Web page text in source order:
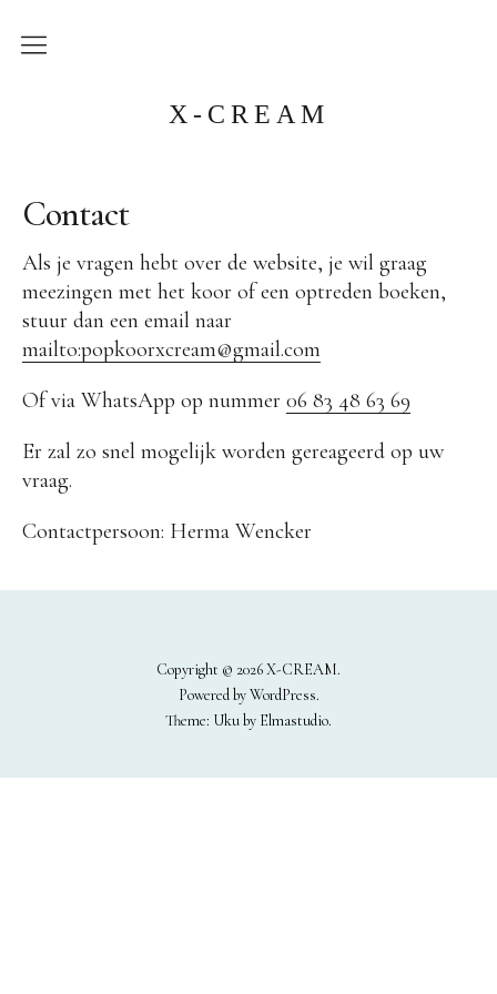
X-CREAM
Home
Historie
Dirigent
Repertoire
Foto’s
Facebook
Contact
Contact
Als je vragen hebt over de website, je wil graag
meezingen met het koor of een optreden boeken,
stuur dan een email naar
mailto:popkoorxcream@gmail.com
Of via WhatsApp op nummer 06 83 48 63 69
Er zal zo snel mogelijk worden gereageerd op uw
vraag.
Contactpersoon: Herma Wencker
Copyright © 2026 X-CREAM
Powered byWordPress
Theme: Uku by Elmastudio